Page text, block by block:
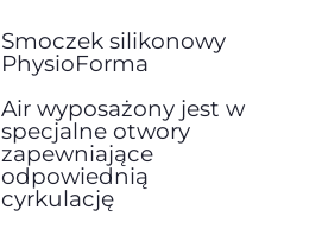
Smoczek silikonowy
PhysioForma
Air wyposażony jest w
specjalne otwory
zapewniające
odpowiednią
cyrkulację